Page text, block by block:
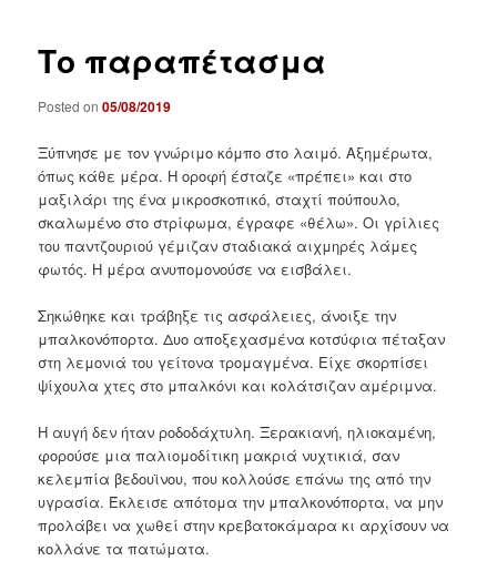
g
a
i
o
n
Το παραπέτασμα
Posted on05/08/2019
Ξύπνησε με τον γνώριμο κόμπο στο λαιμό. Αξημέρωτα,
όπως κάθε μέρα. Η οροφή έσταζε «πρέπει» και στο
μαξιλάρι της ένα μικροσκοπικό, σταχτί πούπουλο,
σκαλωμένο στο στρίφωμα, έγραφε «θέλω». Οι γρίλιες
του παντζουριού γέμιζαν σταδιακά αιχμηρές λάμες
φωτός. Η μέρα ανυπομονούσε να εισβάλει.
Σηκώθηκε και τράβηξε τις ασφάλειες, άνοιξε την
μπαλκονόπορτα. Δυο αποξεχασμένα κοτσύφια πέταξαν
στη λεμονιά του γείτονα τρομαγμένα. Είχε σκορπίσει
ψίχουλα χτες στο μπαλκόνι και κολάτσιζαν αμέριμνα.
Η αυγή δεν ήταν ροδοδάχτυλη. Ξερακιανή, ηλιοκαμένη,
φορούσε μια παλιομοδίτικη μακριά νυχτικιά, σαν
κελεμπία βεδουϊνου, που κολλούσε επάνω της από την
υγρασία. Έκλεισε απότομα την μπαλκονόπορτα, να μην
προλάβει να χωθεί στην κρεβατοκάμαρα κι αρχίσουν να
κολλάνε τα πατώματα.